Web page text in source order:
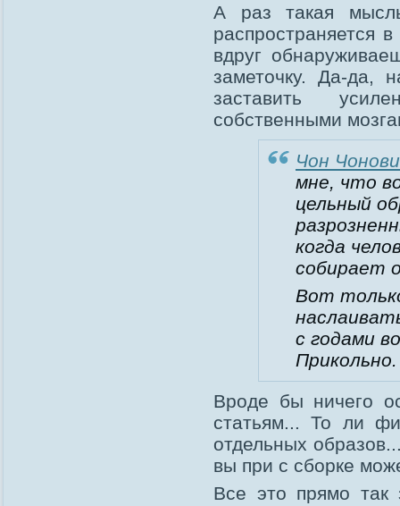
А раз такая
распространяется
вдруг
заметочку. Да-да,
заставить
собственными
Чон
мне, что
цельный
когда
собирает
Вот
с годами
Прикольно.
Вроде бы ничего
статьям... То ли
отдельных
вы при с сборке
Все это прямо так